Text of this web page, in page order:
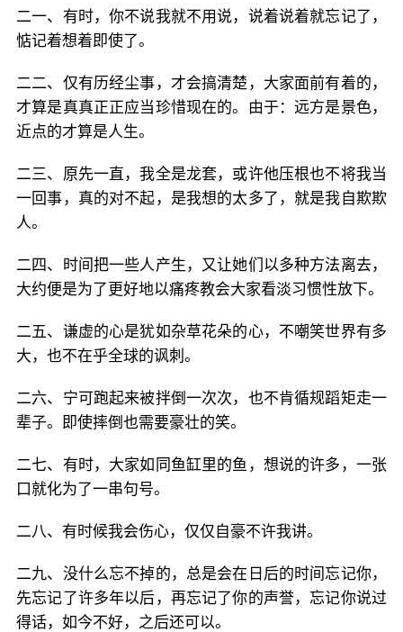
二一、有时，你不说我就不用说，说着说着就忘记了，
惦记着想着即使了。
二二、仅有历经尘事，才会搞清楚，大家面前有着的，
才算是真真正正应当珍惜现在的。由于：远方是景色，
近点的才算是人生。
二三、原先一直，我全是龙套，或许他压根也不将我当
一回事，真的对不起，是我想的太多了，就是我自欺欺
人。
二四、时间把一些人产生，又让她们以多种方法离去，
大约便是为了更好地以痛疼教会大家看淡习惯性放下。
二五、谦虚的心是犹如杂草花朵的心，不嘲笑世界有多
大，也不在乎全球的讽刺。
二六、宁可跑起来被拌倒一次次，也不肯循规蹈矩走一
辈子。即使摔倒也需要豪壮的笑。
二七、有时，大家如同鱼缸里的鱼，想说的许多，一张
口就化为了一串句号。
二八、有时候我会伤心，仅仅自豪不许我讲。
二九、没什么忘不掉的，总是会在日后的时间忘记你，
先忘记了许多年以后，再忘记了你的声誉，忘记你说过
得话，如今不好，之后还可以。